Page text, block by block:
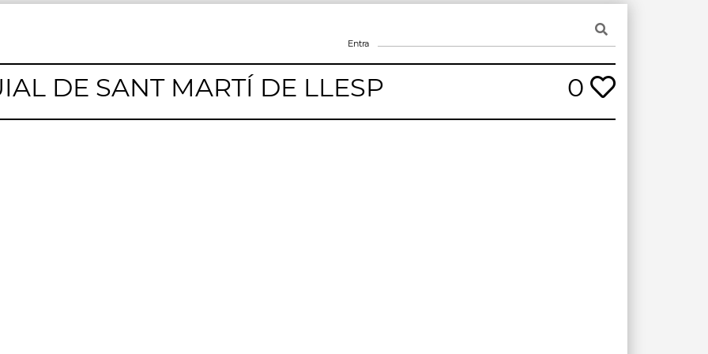
Entra
DE SANT MARTÍ DE LLESP 0